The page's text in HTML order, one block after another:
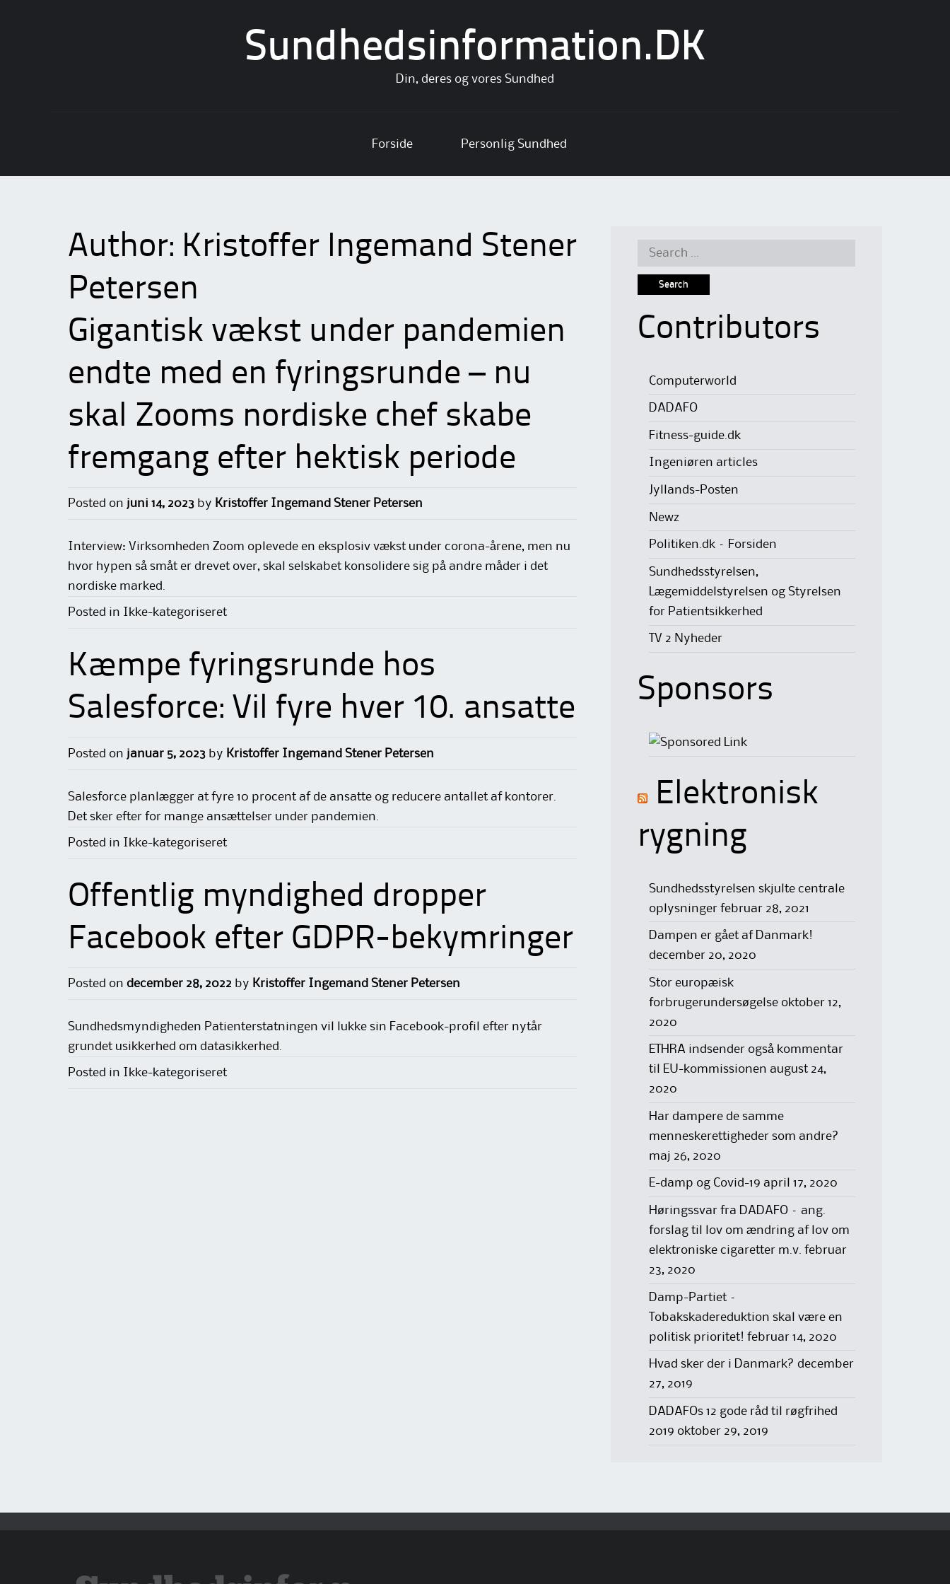
Sundhedsinformation.DK
Din, deres og vores Sundhed
content
Forside Personlig Sundhed
Author: Kristoffer Ingemand Stener
Petersen
Gigantisk vækst under pandemien
endte med en fyringsrunde – nu
skal Zooms nordiske chef skabe
fremgang efter hektisk periode
Posted on juni 14, 2023 by Kristoffer Ingemand Stener Petersen
Interview: Virksomheden Zoom oplevede en eksplosiv vækst under corona-årene, men nu
hvor hypen så småt er drevet over, skal selskabet konsolidere sig på andre måder i det
nordiske marked.
Posted in Ikke-kategoriseret
Kæmpe fyringsrunde hos
Salesforce: Vil fyre hver 10. ansatte
Posted on januar 5, 2023 by Kristoffer Ingemand Stener Petersen
Salesforce planlægger at fyre 10 procent af de ansatte og reducere antallet af kontorer.
Det sker efter for mange ansættelser under pandemien.
Posted in Ikke-kategoriseret
Offentlig myndighed dropper
Facebook efter GDPR-bekymringer
Posted on december 28, 2022 by Kristoffer Ingemand Stener Petersen
Sundhedsmyndigheden Patienterstatningen vil lukke sin Facebook-profil efter nytår
grundet usikkerhed om datasikkerhed.
Posted in Ikke-kategoriseret
Search
Contributors
Computerworld
DADAFO
Fitness-guide.dk
Ingeniøren articles
Jyllands-Posten
Newz
Politiken.dk – Forsiden
Sundhedsstyrelsen,
Lægemiddelstyrelsen og Styrelsen
for Patientsikkerhed
TV 2 Nyheder
Sponsors
Elektronisk
rygning
Sundhedsstyrelsen skjulte centrale
oplysninger februar 28, 2021
Dampen er gået af Danmark!
december 20, 2020
Stor europæisk
forbrugerundersøgelse oktober 12,
2020
ETHRA indsender også kommentar
til EU-kommissionen august 24,
2020
Har dampere de samme
menneskerettigheder som andre?
maj 26, 2020
E-damp og Covid-19 april 17, 2020
Høringssvar fra DADAFO – ang.
forslag til lov om ændring af lov om
elektroniske cigaretter m.v. februar
23, 2020
Damp-Partiet –
Tobakskadereduktion skal være en
politisk prioritet! februar 14, 2020
Hvad sker der i Danmark? december
27, 2019
DADAFOs 12 gode råd til røgfrihed
2019 oktober 29, 2019